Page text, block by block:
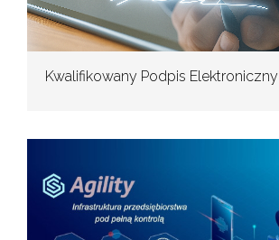
Kwalifikowany Podpis Elektroniczny